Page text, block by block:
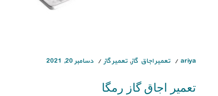
ariya تعمیر اجاق گاز, تعمیر گاز دسامبر 20, 2021
تعمیر اجاق گاز رمگا